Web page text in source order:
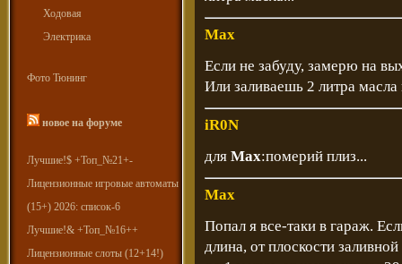
Ходовая
Электрика
Фото Тюнинг
новое на форуме
Лучшие!$ +Топ_№21+-
Лицензионные игровые автоматы
(15+) 2026: список-6
Лучшие!& +Топ_№16++
Лицензионные слоты (12+14!)
Max
Если не забуду, замерю на
Или заливаешь 2 литра
iR0N
для Max:померий плиз...
Max
Попал я все-таки в гараж.
длина, от плоскости